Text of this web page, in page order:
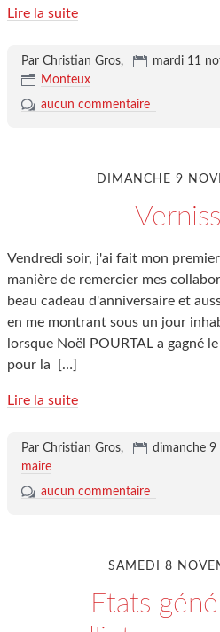
Lire la suite
Par Christian Gros, mardi 11
Monteux
aucun commentaire
DIMANCHE 9
Vendredi soir, j'ai fait mon
manière de remercier mes
beau cadeau d'anniversaire et
en me montrant sous un jour
lorsque Noël POURTAL a gagné
pour la
[…]
Lire la suite
Par Christian Gros, dimanche
maire
aucun commentaire
SAMEDI 8
Etats